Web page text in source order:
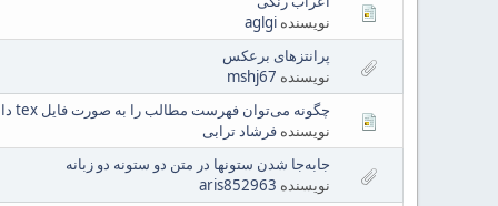
نویسنده aglgi
پرانتزهای برعکس
نویسنده mshj67
چگونه می‌توان فهرست مطالب را به صورت فایل tex داشت.
نویسنده فرشاد ترابی
جابه‌جا شدن ستونها در متن دو ستونه دو زبانه
نویسنده aris852963